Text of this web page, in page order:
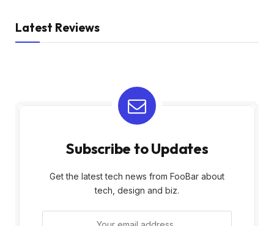
Latest Reviews
Subscribe to Updates
Get the latest tech news from FooBar about
tech, design and biz.